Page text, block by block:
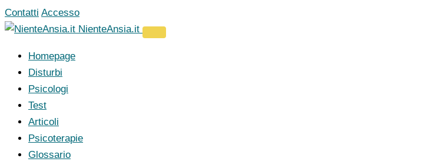
Vai
al
Contatti Accesso
NienteAnsia.it
Homepage
Disturbi
Psicologi
Test
Articoli
Psicoterapie
Glossario